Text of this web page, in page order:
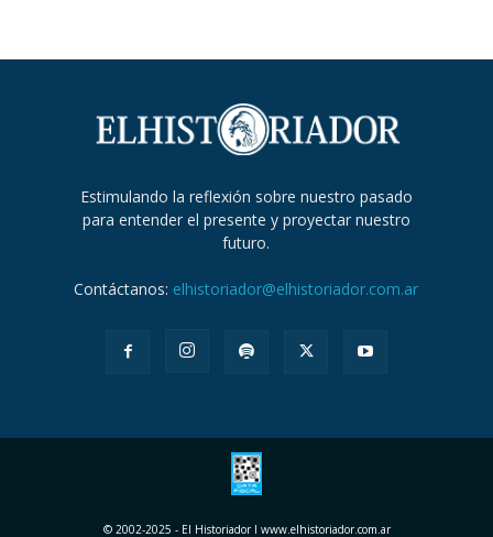
Estimulando la reflexión sobre nuestro pasado
para entender el presente y proyectar nuestro
futuro.
Contáctanos: elhistoriador@elhistoriador.com.ar
© 2002-2025 - El Historiador I www.elhistoriador.com.ar